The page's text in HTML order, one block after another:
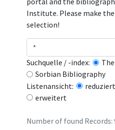
Institute. Please make
selection!
Suchquelle / -index:
Sorbian Bibliography
Listenansicht:
reduziert
erweitert
Number of found Records: